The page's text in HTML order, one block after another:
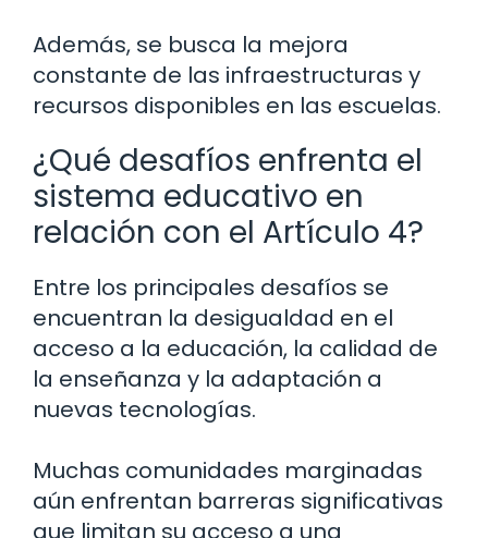
Además, se busca la mejora
constante de las infraestructuras y
recursos disponibles en las escuelas.
¿Qué desafíos enfrenta el
sistema educativo en
relación con el Artículo 4?
Entre los principales desafíos se
encuentran la desigualdad en el
acceso a la educación, la calidad de
la enseñanza y la adaptación a
nuevas tecnologías.
Muchas comunidades marginadas
aún enfrentan barreras significativas
que limitan su acceso a una